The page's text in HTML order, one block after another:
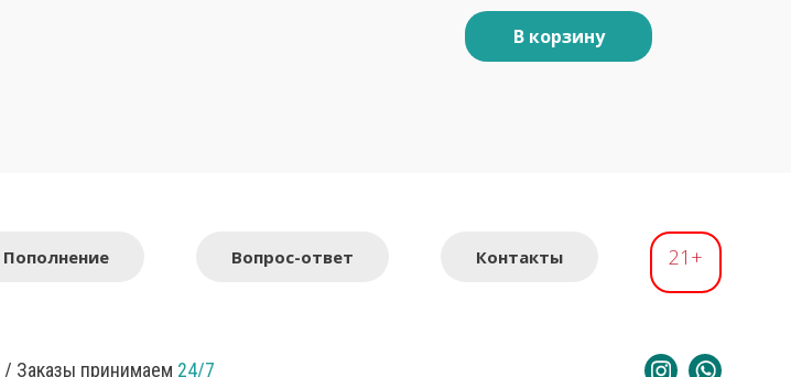
В корзину
Пополнение Вопрос-ответ Контакты 21+
/ Заказы принимаем 24/7